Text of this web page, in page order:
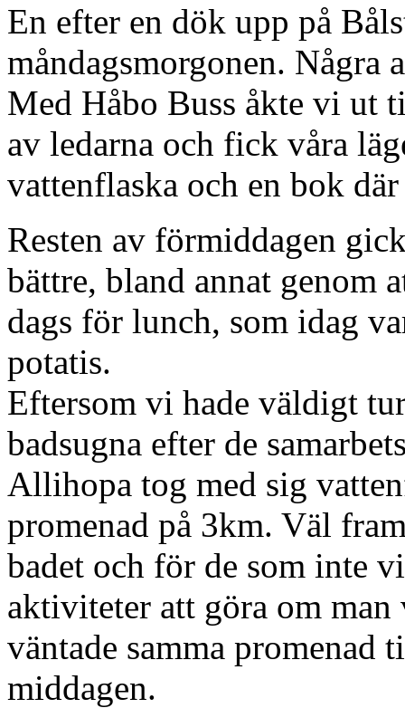
En efter en dök upp på
måndagsmorgonen. Några
Med Håbo Buss åkte vi ut
av ledarna och fick våra
vattenflaska och en bok
Resten av förmiddagen
bättre, bland annat genom
dags för lunch, som idag
potatis.
Eftersom vi hade väldigt
badsugna efter de
Allihopa tog med sig
promenad på 3km. Väl
badet och för de som inte
aktiviteter att göra om
väntade samma
middagen.